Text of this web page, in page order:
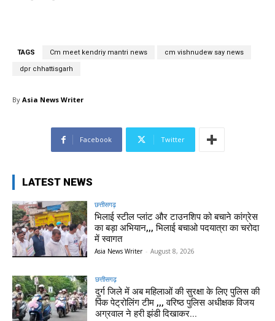
TAGS Cm meet kendriy mantri news cm vishnudew say news
dpr chhattisgarh
By Asia News Writer
Facebook Twitter
LATEST NEWS
छत्तीसगढ़
भिलाई स्टील प्लांट और टाउनशिप को बचाने कांग्रेस
का बड़ा अभियान,,, भिलाई बचाओ पदयात्रा का चरोदा
में स्वागत
Asia News Writer - August 8, 2026
छत्तीसगढ़
दुर्ग जिले में अब महिलाओं की सुरक्षा के लिए पुलिस की
पिंक पेट्रोलिंग टीम ,,, वरिष्ठ पुलिस अधीक्षक विजय
अग्रवाल ने हरी झंडी दिखाकर...